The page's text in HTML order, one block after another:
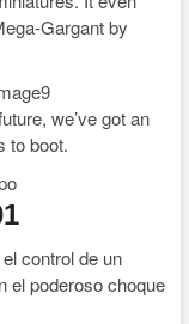
Gargant by
we’ve got an
to boot.
control de un
el poderoso choque